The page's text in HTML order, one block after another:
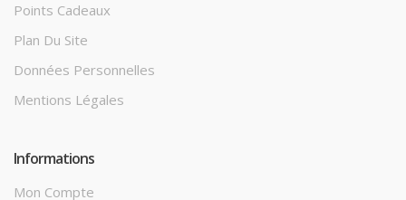
Points Cadeaux
Plan Du Site
Données Personnelles
Mentions Légales
Informations
Mon Compte